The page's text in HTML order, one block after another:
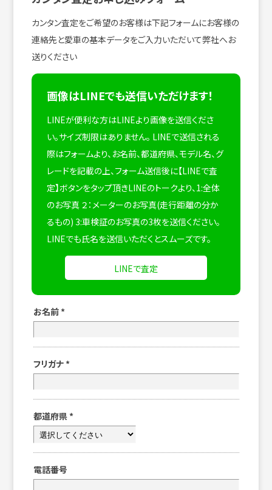
カンタン査定をご希望のお客様は下記フォームにお客様の
連絡先と愛車の基本データをご入力いただいて弊社へお
送りください
画像はLINEでも送信いただけます！
LINEが便利な方はLINEより画像を送信くださ
い。サイズ制限はありません。 LINEで送信される
際はフォームより、お名前、都道府県、モデル名、グ
レードを記載の上、フォーム送信後に【LINEで査
定】ボタンをタップ頂きLINEのトークより、1:全体
のお写真 ２：メーターのお写真(走行距離の分か
るもの) 3:車検証のお写真の3枚を送信ください。
LINEでも氏名を送信いただくとスムーズです。
LINEで査定
お名前 *
フリガナ *
都道府県 *
電話番号